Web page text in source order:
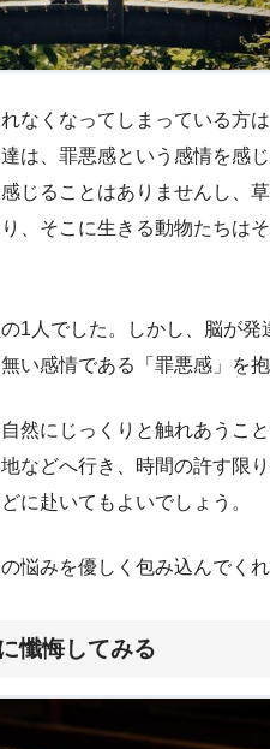
なくなってしまっている方
は、罪悪感という感情を感
じることはありませんし、
、そこに生きる動物たちは
1人でした。しかし、脳が
い感情である「罪悪感」を抱
然にじっくりと触れあうこ
などへ行き、時間の許す限
に赴いてもよいでしょう。
悩みを優しく包み込んでくれ
懺悔してみる